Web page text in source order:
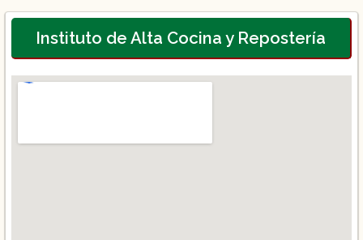
Curso de Pastelería Gourmet
Taller de Chocolatería
Instituto de Alta Cocina y Repostería